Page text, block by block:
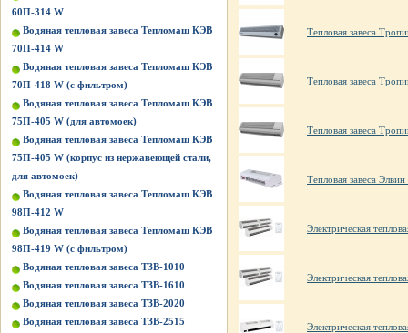
60П-314 W
Водяная тепловая завеса Тепломаш КЭВ
70П-414 W
Водяная тепловая завеса Тепломаш КЭВ
70П-418 W (с фильтром)
Водяная тепловая завеса Тепломаш КЭВ
75П-405 W (для автомоек)
Водяная тепловая завеса Тепломаш КЭВ
75П-405 W (корпус из нержавеющей стали,
для автомоек)
Водяная тепловая завеса Тепломаш КЭВ
98П-412 W
Водяная тепловая завеса Тепломаш КЭВ
98П-419 W (с фильтром)
Водяная тепловая завеса ТЗВ-1010
Водяная тепловая завеса ТЗВ-1610
Водяная тепловая завеса ТЗВ-2020
Водяная тепловая завеса ТЗВ-2515
Тепловая завеса
Тепловая завеса
Тепловая завеса
Тепловая завеса
Электрическая
Электрическая
Электрическая